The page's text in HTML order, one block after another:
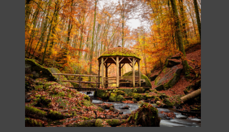
KONTAKT